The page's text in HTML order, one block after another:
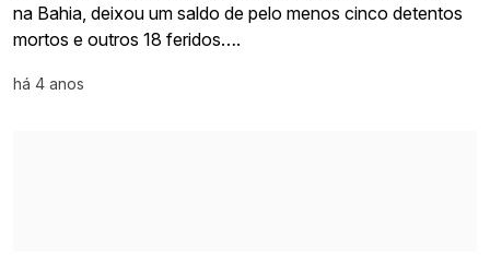
na Bahia, deixou um saldo de pelo menos cinco detentos
mortos e outros 18 feridos….
há 4 anos